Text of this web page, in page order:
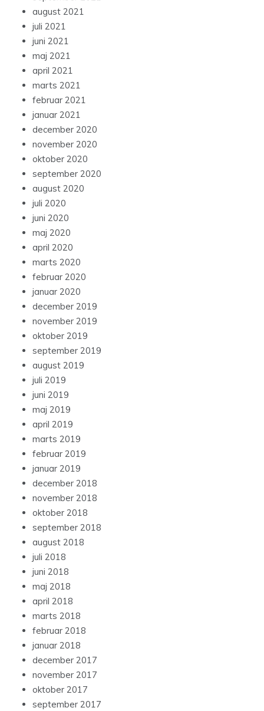
august 2021
juli 2021
juni 2021
maj 2021
april 2021
marts 2021
februar 2021
januar 2021
december 2020
november 2020
oktober 2020
september 2020
august 2020
juli 2020
juni 2020
maj 2020
april 2020
marts 2020
februar 2020
januar 2020
december 2019
november 2019
oktober 2019
september 2019
august 2019
juli 2019
juni 2019
maj 2019
april 2019
marts 2019
februar 2019
januar 2019
december 2018
november 2018
oktober 2018
september 2018
august 2018
juli 2018
juni 2018
maj 2018
april 2018
marts 2018
februar 2018
januar 2018
december 2017
november 2017
oktober 2017
september 2017